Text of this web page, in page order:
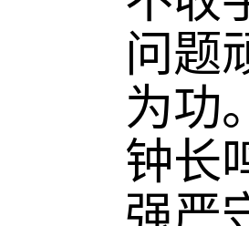
问题
为功
钟长